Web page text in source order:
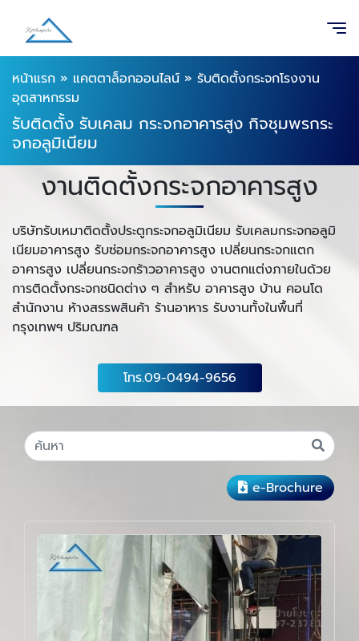
หน้าแรก » แคตตาล็อกออนไลน์ » รับติดตั้งกระจกโรงงาน
อุตสาหกรรม
รับติดตั้ง รับเคลม กระจกอาคารสูง กิจชุมพรกระ
จกอลูมิเนียม
งานติดตั้งกระจกอาคารสูง
บริษัทรับเหมาติดตั้งประตูกระจกอลูมิเนียม รับเคลมกระจกอลูมิ
เนียมอาคารสูง รับซ่อมกระจกอาคารสูง เปลี่ยนกระจกแตก
อาคารสูง เปลี่ยนกระจกร้าวอาคารสูง งานตกแต่งภายในด้วย
การติดตั้งกระจกชนิดต่าง ๆ สำหรับ อาคารสูง บ้าน คอนโด
สำนักงาน ห้างสรรพสินค้า ร้านอาหาร รับงานทั้งในพื้นที่
กรุงเทพฯ ปริมณฑล
โทร.09-0494-9656
e-Brochure